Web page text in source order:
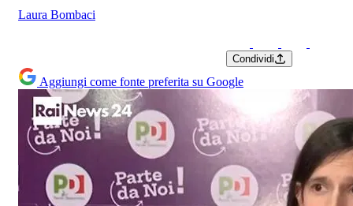
Laura Bombaci
Condividi
Aggiungi come fonte preferita su Google